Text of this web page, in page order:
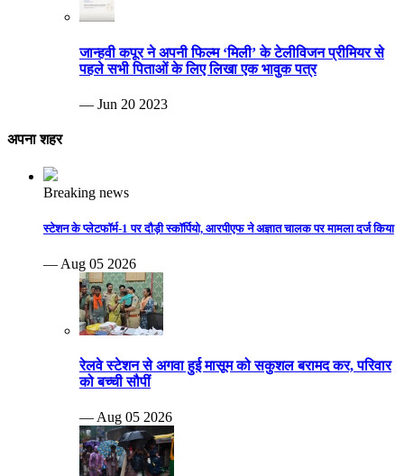
जान्हवी कपूर ने अपनी फिल्म ‘मिली’ के टेलीविजन प्रीमियर से
पहले सभी पिताओं के लिए लिखा एक भावुक पत्र
— Jun 20 2023
अपना शहर
Breaking news
स्टेशन के प्लेटफॉर्म-1 पर दौड़ी स्कॉर्पियो, आरपीएफ ने अज्ञात चालक पर मामला दर्ज किया
— Aug 05 2026
रेलवे स्टेशन से अगवा हुई मासूम को सकुशल बरामद कर, परिवार
को बच्ची सौपीं
— Aug 05 2026